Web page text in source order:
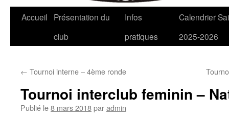
Accueil
Présentation du
club
Infos
pratiques
Calendrier
2025-2026
← Tournoi interne – 4ème ronde
Tournoi interclub feminin –
Publié le8 mars 2018paradmin